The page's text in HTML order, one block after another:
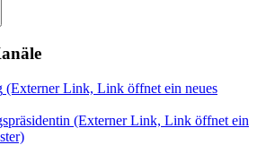
(Externer Link, Link öffnet ein neues
(Externer Link, Link öffnet ein